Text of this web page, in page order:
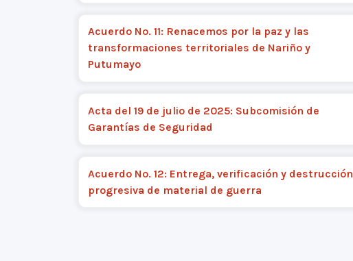
Acuerdo No. 11: Renacemos por la paz y las
transformaciones territoriales de Nariño y
Putumayo
Acta del 19 de julio de 2025: Subcomisión de
Garantías de Seguridad
Acuerdo No. 12: Entrega, verificación y destrucción
progresiva de material de guerra